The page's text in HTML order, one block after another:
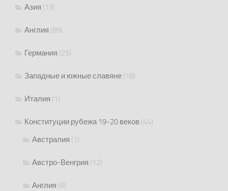
Азия (13)
Англия (89)
Германия (25)
Западные и южные славяне (18)
Италия (1)
Конституции рубежа 19-20 веков (44)
Австралия (1)
Австро-Венгрия (12)
Англия (6)